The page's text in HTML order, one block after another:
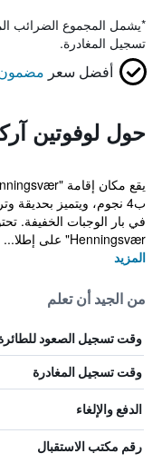
*يشمل المجموع الضرائب
تسجيل المغادرة.
أفضل سعر
حول لوفوتين
ب4 نجوم، ويتميز
Henningsvær" على إطلا...
المزيد
من الجيد أن تعلم
وقت تسجيل الصعود
وقت تسجيل المغادرة
الدفع والإلغاء
رقم مكتب الاستقبال